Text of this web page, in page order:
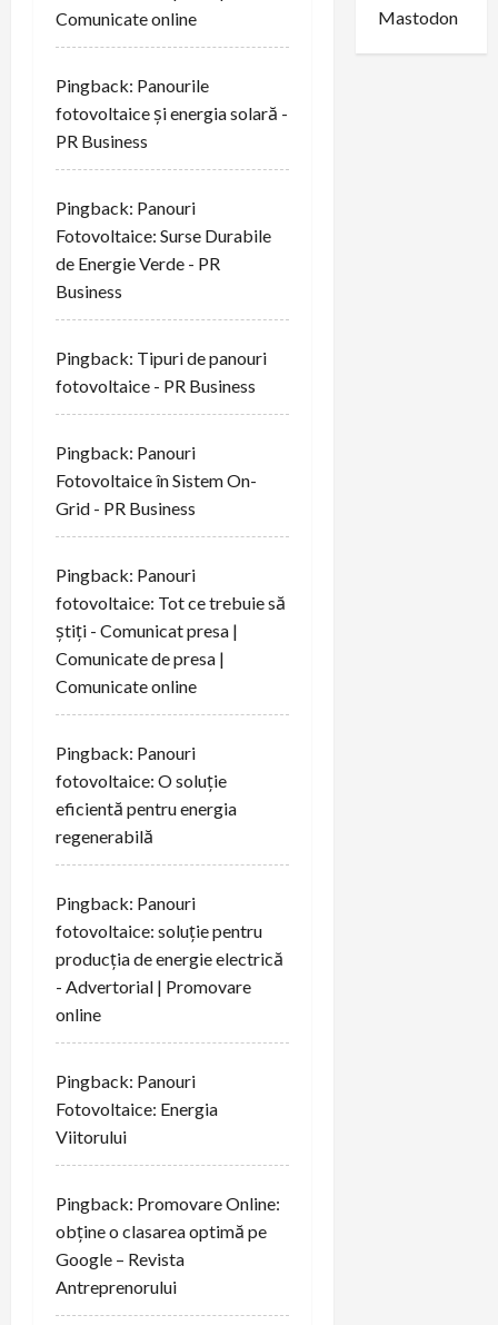
Comunicate online
Pingback: Panourile
fotovoltaice și energia solară -
PR Business
Pingback: Panouri
Fotovoltaice: Surse Durabile
de Energie Verde - PR
Business
Pingback: Tipuri de panouri
fotovoltaice - PR Business
Pingback: Panouri
Fotovoltaice în Sistem On-
Grid - PR Business
Pingback: Panouri
fotovoltaice: Tot ce trebuie să
știți - Comunicat presa |
Comunicate de presa |
Comunicate online
Pingback: Panouri
fotovoltaice: O soluție
eficientă pentru energia
regenerabilă
Pingback: Panouri
fotovoltaice: soluție pentru
producția de energie electrică
- Advertorial | Promovare
online
Pingback: Panouri
Fotovoltaice: Energia
Viitorului
Pingback: Promovare Online:
obține o clasarea optimă pe
Google – Revista
Antreprenorului
Mastodon